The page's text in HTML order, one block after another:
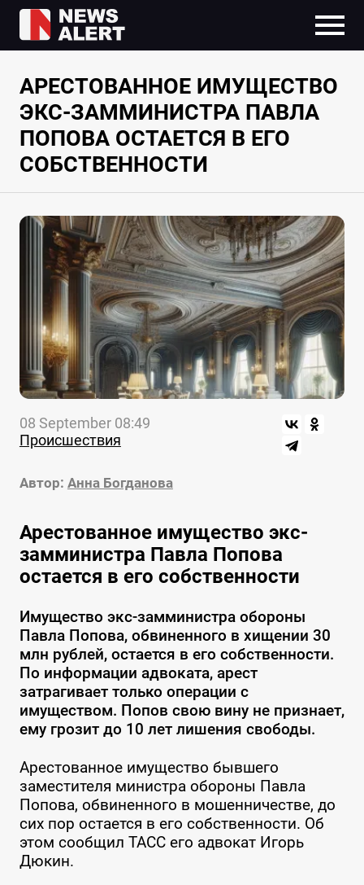
АРЕСТОВАННОЕ ИМУЩЕСТВО
ЭКС-ЗАММИНИСТРА ПАВЛА
ПОПОВА ОСТАЕТСЯ В ЕГО
СОБСТВЕННОСТИ
08 September 08:49
Происшествия
Автор: Анна Богданова
Арестованное имущество экс-
замминистра Павла Попова
остается в его собственности
Имущество экс-замминистра обороны
Павла Попова, обвиненного в хищении 30
млн рублей, остается в его собственности.
По информации адвоката, арест
затрагивает только операции с
имуществом. Попов свою вину не признает,
ему грозит до 10 лет лишения свободы.
Арестованное имущество бывшего
заместителя министра обороны Павла
Попова, обвиненного в мошенничестве, до
сих пор остается в его собственности. Об
этом сообщил ТАСС его адвокат Игорь
Дюкин.